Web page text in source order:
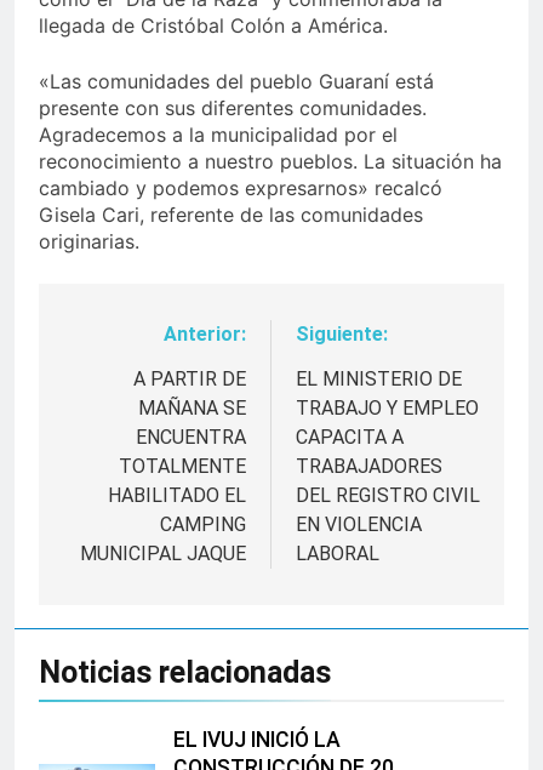
llegada de Cristóbal Colón a América.
«Las comunidades del pueblo Guaraní está
presente con sus diferentes comunidades.
Agradecemos a la municipalidad por el
reconocimiento a nuestro pueblos. La situación ha
cambiado y podemos expresarnos» recalcó
Gisela Cari, referente de las comunidades
originarias.
Navegación
entradas
Anterior:
A PARTIR DE
MAÑANA SE
ENCUENTRA
TOTALMENTE
HABILITADO EL
CAMPING
MUNICIPAL JAQUE
Siguiente:
EL MINISTERIO DE
TRABAJO Y EMPLEO
CAPACITA A
TRABAJADORES
DEL REGISTRO CIVIL
EN VIOLENCIA
LABORAL
Noticias relacionadas
EL IVUJ INICIÓ LA